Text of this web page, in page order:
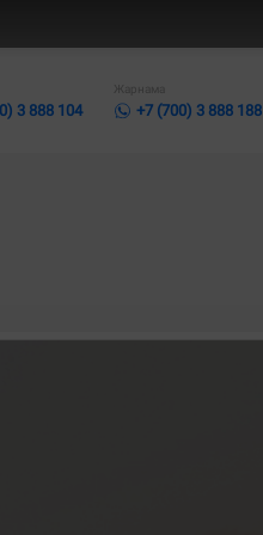
3 888 104
Жарнама
+7 (700) 3 888 188